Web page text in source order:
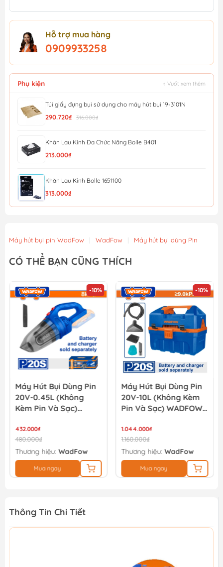
Hỗ trợ mua hàng
0909933258
Phụ kiện ↕ Vuốt xem thêm
Túi giấy đựng bụi sử dụng cho máy hút bụi 19-3101N
290.720₫ 316.000₫
Khăn Lau Kính Đa Chức Năng Bolle B401
213.000₫
Khăn Lau Kính Bolle 1651100
313.000₫
Đầu hút bụi bảng lớn sử dụng cho máy hút bụi Stanley...
368.920₫
Ống cứng, hút bụi làm bằng nhựa tổng hợp sử dụng ch...
220.800₫ 240.000₫
Máy hút bụi pin WadFow | WadFow | Máy hút bụi dùng Pin
CÓ THỂ BẠN CŨNG THÍCH
-10%
Máy Hút Bụi Dùng Pin
20V-0.45L (không
Kèm Pin Và Sạc)
432.000₫
480.000₫
Thương hiệu: WadFow
Mua ngay
-10%
Máy Hút Bụi Dùng Pin
20V-10L (không Kèm
Pin Và Sạc) WADFOW
1.044.000₫
1.160.000₫
Thương hiệu:WadFow
Mua ngay
Thông Tin Chi Tiết